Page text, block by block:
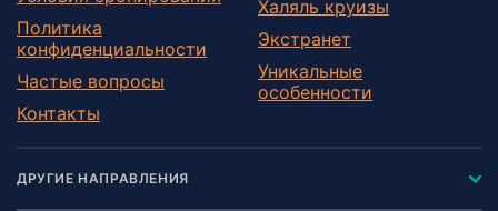
Политика
конфиденциальности
Частые вопросы
Контакты
Халяль круизы
Экстранет
Уникальные
особенности
ДРУГИЕ НАПРАВЛЕНИЯ